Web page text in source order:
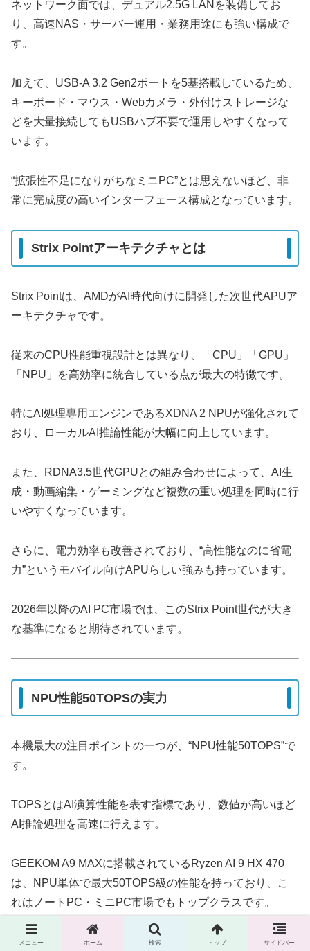
ネットワーク面では、デュアル2.5G LANを装備してお
り、高速NAS・サーバー運用・業務用途にも強い構成で
す。
加えて、USB-A 3.2 Gen2ポートを5基搭載しているため、
キーボード・マウス・Webカメラ・外付けストレージな
どを大量接続してもUSBハブ不要で運用しやすくなって
います。
“拡張性不足になりがちなミニPC”とは思えないほど、非
常に完成度の高いインターフェース構成となっています。
Strix Pointアーキテクチャとは
Strix Pointは、AMDがAI時代向けに開発した次世代APUア
ーキテクチャです。
従来のCPU性能重視設計とは異なり、「CPU」「GPU」
「NPU」を高効率に統合している点が最大の特徴です。
特にAI処理専用エンジンであるXDNA 2 NPUが強化されて
おり、ローカルAI推論性能が大幅に向上しています。
また、RDNA3.5世代GPUとの組み合わせによって、AI生
成・動画編集・ゲーミングなど複数の重い処理を同時に行
いやすくなっています。
さらに、電力効率も改善されており、“高性能なのに省電
力”というモバイル向けAPUらしい強みも持っています。
2026年以降のAI PC市場では、このStrix Point世代が大き
な基準になると期待されています。
NPU性能50TOPSの実力
本機最大の注目ポイントの一つが、“NPU性能50TOPS”で
す。
TOPSとはAI演算性能を表す指標であり、数値が高いほど
AI推論処理を高速に行えます。
GEEKOM A9 MAXに搭載されているRyzen AI 9 HX 470
は、NPU単体で最大50TOPS級の性能を持っており、こ
れはノートPC・ミニPC市場でもトップクラスです。
この性能によって、画像生成AI・音声認識・リアルタイム
メニュー ホーム 検索 トップ サイドバー